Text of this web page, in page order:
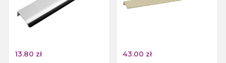
13.80 zł
43.00 zł